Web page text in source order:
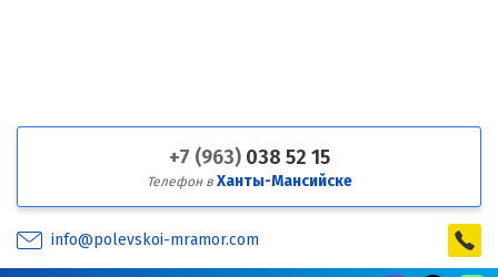
+7 (963) 038 52 15
Телефон в Ханты-Мансийске
info@polevskoi-mramor.com